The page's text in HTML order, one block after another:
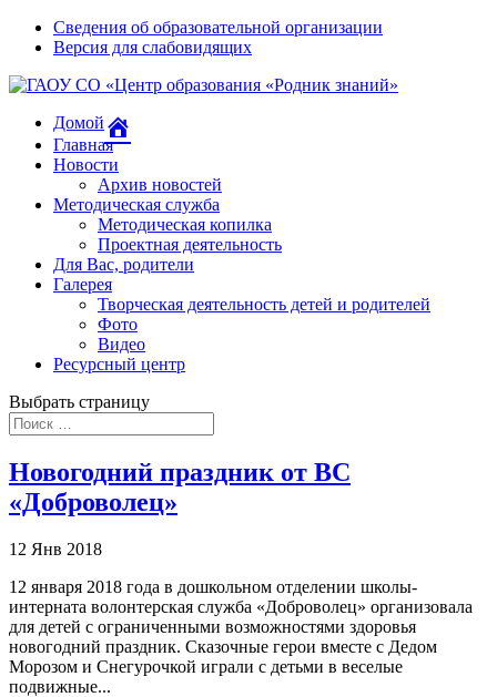
Сведения об образовательной организации
Версия для слабовидящих
Домой
Главная
Новости
Архив новостей
Методическая служба
Методическая копилка
Проектная деятельность
Для Вас, родители
Галерея
Творческая деятельность детей и родителей
Фото
Видео
Ресурсный центр
Выбрать страницу
Новогодний праздник от ВС
«Доброволец»
12 Янв 2018
12 января 2018 года в дошкольном отделении школы-
интерната волонтерская служба «Доброволец» организовала
для детей с ограниченными возможностями здоровья
новогодний праздник. Сказочные герои вместе с Дедом
Морозом и Снегурочкой играли с детьми в веселые
подвижные...